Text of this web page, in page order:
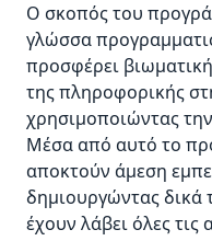
Ο σκοπός του
γλώσσα
προσφέρει
της πληροφορικής
χρησιμοποιώντας
Μέσα από αυτό το
αποκτούν άμεση
δημιουργώντας
έχουν λάβει όλες τις